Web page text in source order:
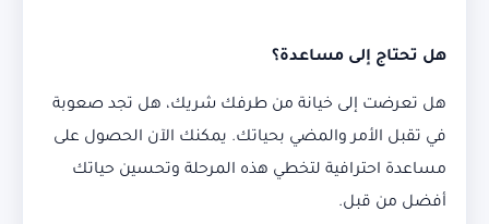
هل تحتاج إلى مساعدة؟
هل تعرضت إلى خيانة من طرفك شريك، هل تجد صعوبة
في تقبل الأمر والمضي بحياتك. يمكنك الآن الحصول على
مساعدة احترافية لتخطي هذه المرحلة وتحسين حياتك
أفضل من قبل.